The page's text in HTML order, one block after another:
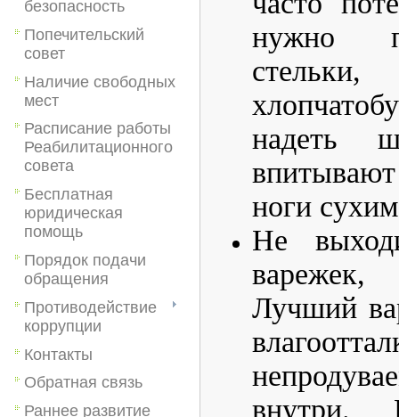
безопасность
Попечительский
совет
Наличие свободных
мест
Расписание работы
Реабилитационного
совета
Бесплатная
юридическая
помощь
Порядок подачи
обращения
Противодействие
коррупции
Контакты
Обратная связь
Раннее развитие
нужно
надеть
ноги
Не
Лучший
внутри.